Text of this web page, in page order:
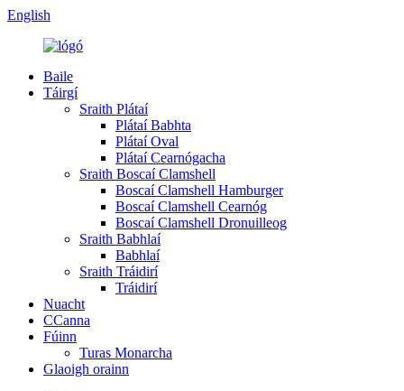
English
Baile
Táirgí
Sraith Plátaí
Plátaí Babhta
Plátaí Oval
Plátaí Cearnógacha
Sraith Boscaí Clamshell
Boscaí Clamshell Hamburger
Boscaí Clamshell Cearnóg
Boscaí Clamshell Dronuilleog
Sraith Babhlaí
Babhlaí
Sraith Tráidirí
Tráidirí
Nuacht
CCanna
Fúinn
Turas Monarcha
Glaoigh orainn